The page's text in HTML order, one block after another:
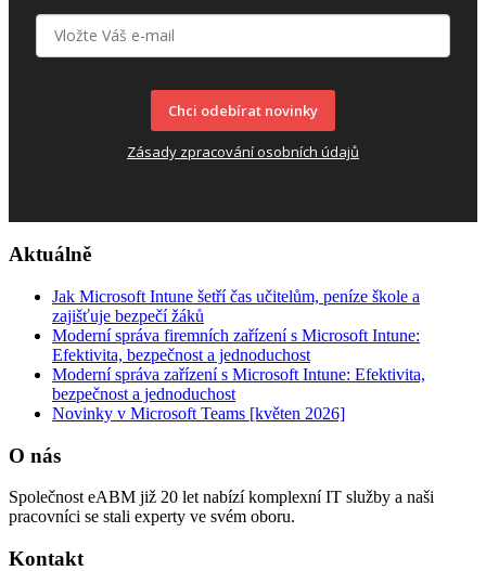
Chci odebírat novinky
Zásady zpracování osobních údajů
Aktuálně
Jak Microsoft Intune šetří čas učitelům, peníze škole a
zajišťuje bezpečí žáků
Moderní správa firemních zařízení s Microsoft Intune:
Efektivita, bezpečnost a jednoduchost
Moderní správa zařízení s Microsoft Intune: Efektivita,
bezpečnost a jednoduchost
Novinky v Microsoft Teams [květen 2026]
O nás
Společnost eABM již 20 let nabízí komplexní IT služby a naši
pracovníci se stali experty ve svém oboru.
Kontakt